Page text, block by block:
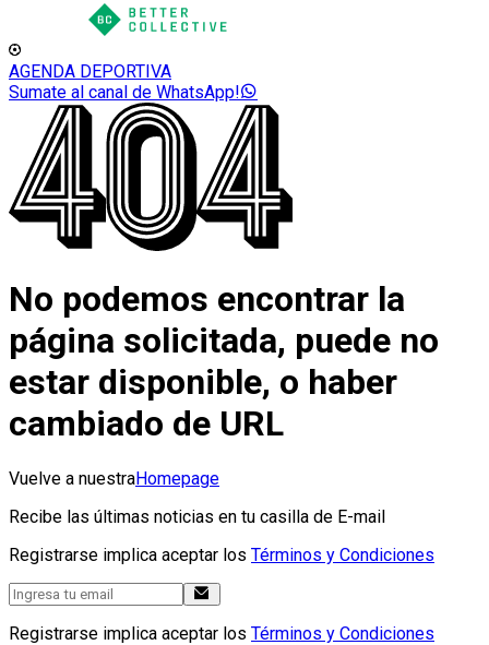
AGENDA DEPORTIVA
Sumate al canal de WhatsApp!
No podemos encontrar la
página solicitada, puede no
estar disponible, o haber
cambiado de URL
Vuelve a nuestraHomepage
Recibe las últimas noticias en tu casilla de E-mail
Registrarse implica aceptar los Términos y Condiciones
Registrarse implica aceptar los Términos y Condiciones